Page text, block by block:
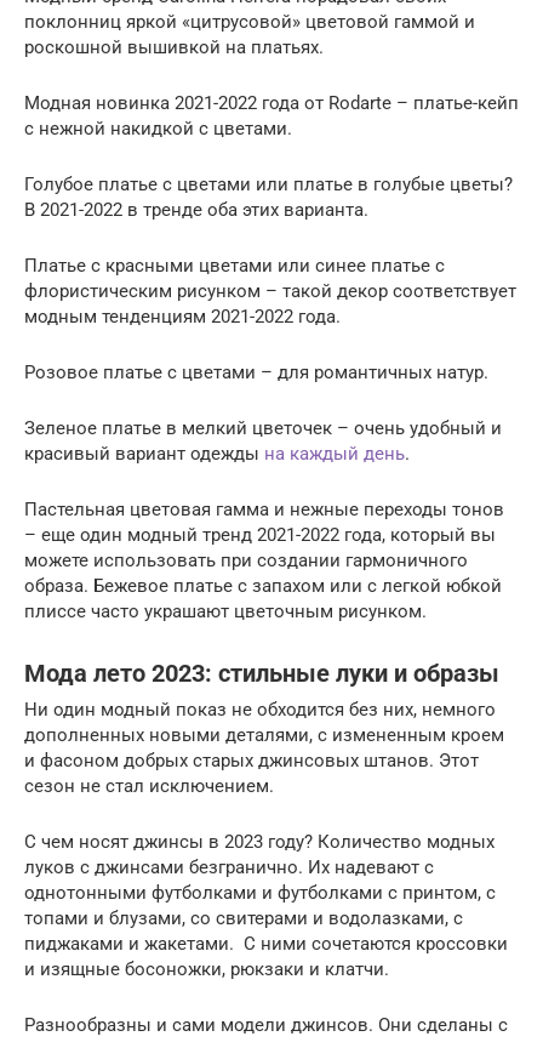
поклонниц яркой «цитрусовой» цветовой гаммой и
роскошной вышивкой на платьях.
Модная новинка 2021-2022 года от Rodarte – платье-кейп
с нежной накидкой с цветами.
Голубое платье с цветами или платье в голубые цветы?
В 2021-2022 в тренде оба этих варианта.
Платье с красными цветами или синее платье с
флористическим рисунком – такой декор соответствует
модным тенденциям 2021-2022 года.
Розовое платье с цветами – для романтичных натур.
Зеленое платье в мелкий цветочек – очень удобный и
красивый вариант одежды на каждый день.
Пастельная цветовая гамма и нежные переходы тонов
– еще один модный тренд 2021-2022 года, который вы
можете использовать при создании гармоничного
образа. Бежевое платье с запахом или с легкой юбкой
плиссе часто украшают цветочным рисунком.
Мода лето 2023: стильные луки и образы
Ни один модный показ не обходится без них, немного
дополненных новыми деталями, с измененным кроем
и фасоном добрых старых джинсовых штанов. Этот
сезон не стал исключением.
С чем носят джинсы в 2023 году? Количество модных
луков с джинсами безгранично. Их надевают с
однотонными футболками и футболками с принтом, с
топами и блузами, со свитерами и водолазками, с
пиджаками и жакетами. С ними сочетаются кроссовки
и изящные босоножки, рюкзаки и клатчи.
Разнообразны и сами модели джинсов. Они сделаны с